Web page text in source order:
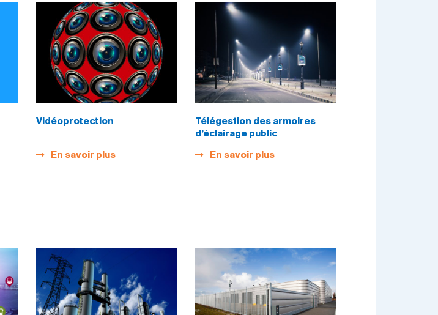
Vidéoprotection
En savoir plus
Télégestion des armoires
d’éclairage public
En savoir plus